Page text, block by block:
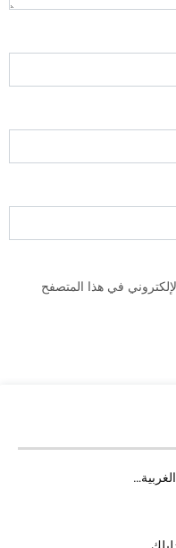
في هذا المتصفح